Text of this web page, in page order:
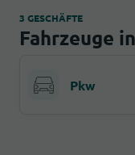
3 GESCHÄFTE
Fahrzeuge
Pkw